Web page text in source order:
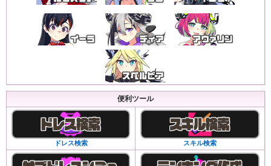
便利ツール
ドレス検索 スキル検索